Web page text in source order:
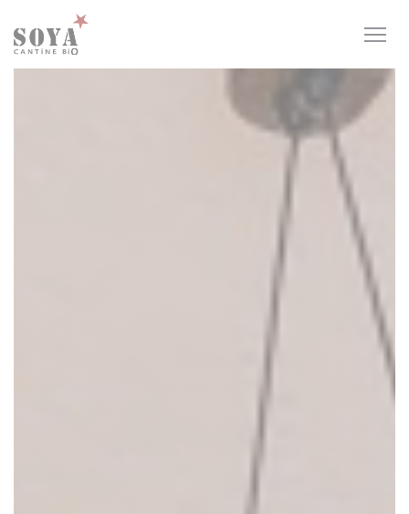
Personnalisation de vos choix en matière de cookies